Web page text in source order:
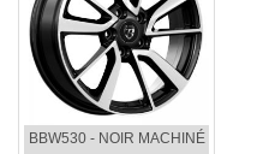
BBW530 - NOIR MACHINÉ